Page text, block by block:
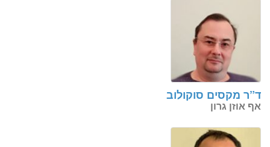
ד”ר מקסים סוקולוב
אף אוזן גרון